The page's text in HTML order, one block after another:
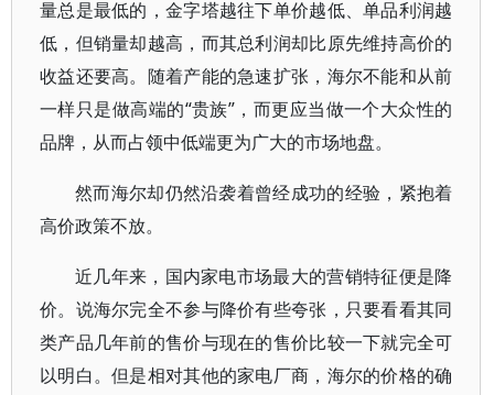
量总是最低的，金字塔越往下单价越低、单品利润越
低，但销量却越高，而其总利润却比原先维持高价的
收益还要高。随着产能的急速扩张，海尔不能和从前
一样只是做高端的“贵族”，而更应当做一个大众性的
品牌，从而占领中低端更为广大的市场地盘。
然而海尔却仍然沿袭着曾经成功的经验，紧抱着
高价政策不放。
近几年来，国内家电市场最大的营销特征便是降
价。说海尔完全不参与降价有些夸张，只要看看其同
类产品几年前的售价与现在的售价比较一下就完全可
以明白。但是相对其他的家电厂商，海尔的价格的确